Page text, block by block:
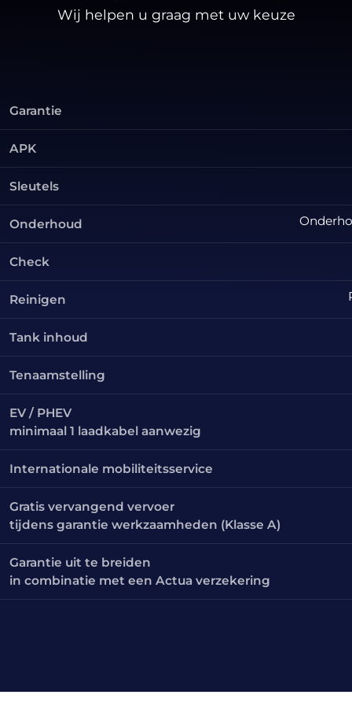
Wij helpen u graag met uw keuze
Garantie
APK
Sleutels
Onderhoud
Check
Reinigen
Tank inhoud
Tenaamstelling
EV / PHEV
minimaal 1 laadkabel aanwezig
Internationale mobiliteitsservice
Gratis vervangend vervoer
tijdens garantie werkzaamheden (Klasse A)
Garantie uit te breiden
in combinatie met een Actua verzekering